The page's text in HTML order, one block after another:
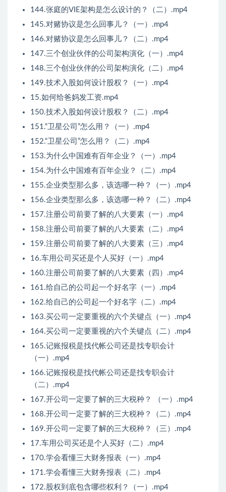
144.张庭的VIE架构是怎么设计的？（二）.mp4
145.对赌协议是怎么回事儿？（一）.mp4
146.对赌协议是怎么回事儿？（二）.mp4
147.三个创业伙伴的公司架构演化（一）.mp4
148.三个创业伙伴的公司架构演化（二）.mp4
149.技术入股如何设计股权？（一）.mp4
15.如何给爸妈发工资.mp4
150.技术入股如何设计股权？（二）.mp4
151.“卫星公司”怎么用？（一）.mp4
152.“卫星公司”怎么用？（二）.mp4
153.为什么中国难有百年企业？（一）.mp4
154.为什么中国难有百年企业？（二）.mp4
155.企业类型那么多，该选哪一种？（一）.mp4
156.企业类型那么多，该选哪一种？（二）.mp4
157.注册公司前要了解的八大要素（一）.mp4
158.注册公司前要了解的八大要素（二）.mp4
159.注册公司前要了解的八大要素（三）.mp4
16.车用公司买还是个人买好（一）.mp4
160.注册公司前要了解的八大要素（四）.mp4
161.给自己的公司起一个好名字（一）.mp4
162.给自己的公司起一个好名字（二）.mp4
163.买公司一定要重视的六个关键点（一）.mp4
164.买公司一定要重视的六个关键点（二）.mp4
165.记账报税是找代帐公司还是找专职会计
（一）.mp4
166.记账报税是找代帐公司还是找专职会计
（二）.mp4
167.开公司一定要了解的三大税种？ （一）.mp4
168.开公司一定要了解的三大税种？（二）.mp4
169.开公司一定要了解的三大税种？（三）.mp4
17.车用公司买还是个人买好（二）.mp4
170.学会看懂三大财务报表（一）.mp4
171.学会看懂三大财务报表（二）.mp4
172.股权到底包含哪些权利？（一）.mp4